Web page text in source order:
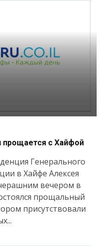
прощается с Хайфой
Генерального
в Хайфе Алексея
вечером в
прощальный
присутствовали